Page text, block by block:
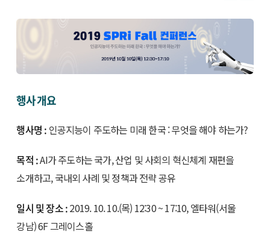
행사 개요
행사명 : 인공지능이 주도하는 미래 한국 : 무엇을 해야 하는가?
목적 :AI가 주도하는 국가, 산업 및 사회의 혁신체계 재편을
소개하고, 국내외 사례 및 정책과 전략 공유
일시 및 장소 :2019. 10. 10.(목) 12:30 ~ 17:10, 엘타워(서울
강남) 6F 그레이스홀